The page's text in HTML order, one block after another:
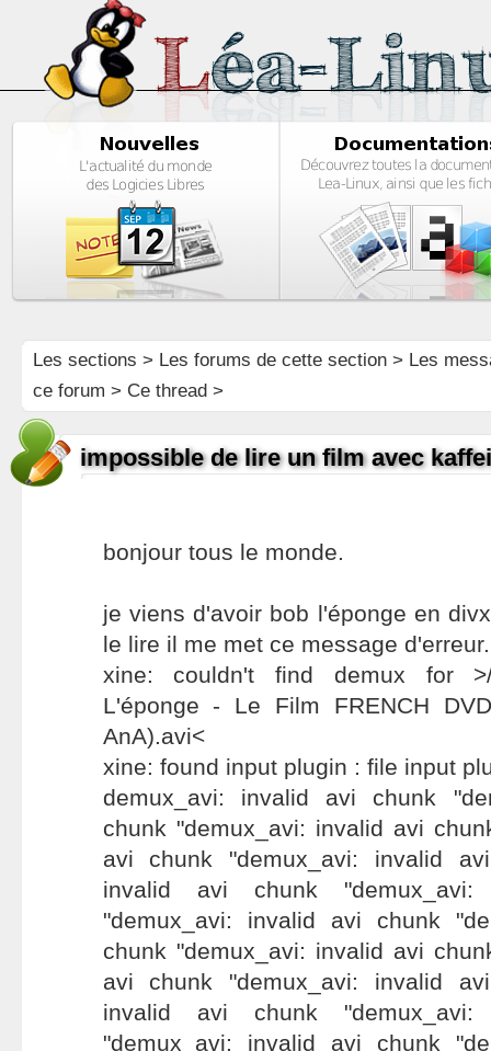
Les sections > Les forums de cette section> Les
ce forum > Ce thread >
impossible de lire un film avec
bonjour tous le monde.
je viens d'avoir bob l'éponge en
le lire il me met ce message d'erreur.
xine: couldn't find demux for >/
L'éponge - Le Film FRENCH
AnA).avi<
xine: found input plugin : file input
demux_avi: invalid avi chunk
chunk "demux_avi: invalid avi
avi chunk "demux_avi: invalid
invalid avi chunk
"demux_avi: invalid avi chunk
chunk "demux_avi: invalid avi
avi chunk "demux_avi: invalid
invalid avi chunk
"demux_avi: invalid avi chunk